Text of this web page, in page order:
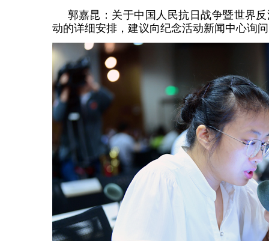
郭嘉昆：关于中国人民抗日战争暨世界
动的详细安排，建议向纪念活动新闻中心询